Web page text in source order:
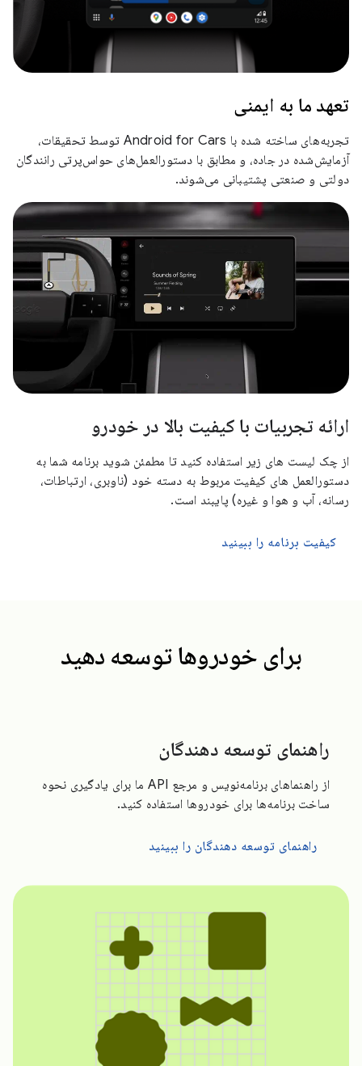
تعهد ما به ایمنی
تجربه‌های ساخته شده با Android for Cars توسط تحقیقات،
آزمایش‌شده در جاده، و مطابق با دستورالعمل‌های حواس‌پرتی رانندگان
دولتی و صنعتی پشتیبانی می‌شوند.
ارائه تجربیات با کیفیت بالا در خودرو
از چک لیست های زیر استفاده کنید تا مطمئن شوید برنامه شما به
دستورالعمل های کیفیت مربوط به دسته خود (ناوبری، ارتباطات،
رسانه، آب و هوا و غیره) پایبند است.
کیفیت برنامه را ببینید
برای خودروها توسعه دهید
راهنمای توسعه دهندگان
از راهنماهای برنامه‌نویس و مرجع API ما برای یادگیری نحوه
ساخت برنامه‌ها برای خودروها استفاده کنید.
راهنمای توسعه دهندگان را ببینید